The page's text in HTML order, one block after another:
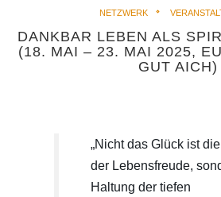
NETZWERK
DANKBAR LEBEN ALS
(18. MAI – 23. MAI 2025,
GUT AICH)
„Nicht das Glück ist
der Lebensfreude,
Haltung der tiefen